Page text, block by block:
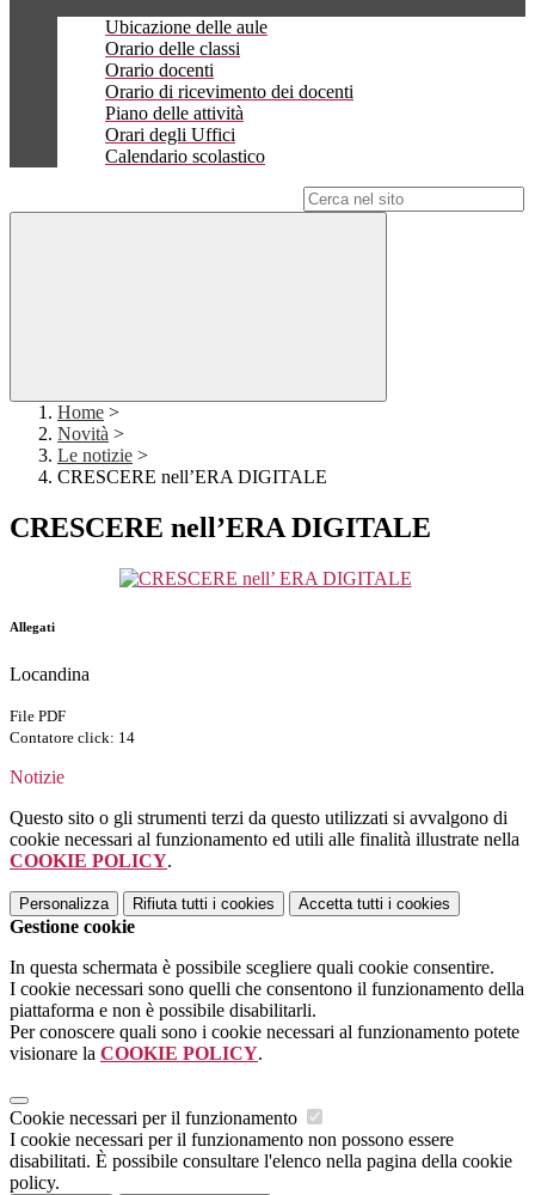
Ubicazione delle aule
Orario delle classi
Orario docenti
Orario di ricevimento dei docenti
Piano delle attività
Orari degli Uffici
Calendario scolastico
Home >
Novità >
Le notizie >
CRESCERE nell’ERA DIGITALE
CRESCERE nell’ERA DIGITALE
Allegati
Locandina
File PDF
Contatore click: 14
Notizie
Questo sito o gli strumenti terzi da questo utilizzati si avvalgono di
cookie necessari al funzionamento ed utili alle finalità illustrate nella
COOKIE POLICY.
Personalizza Rifiuta tutti i cookies Accetta tutti i cookies
Gestione cookie
In questa schermata è possibile scegliere quali cookie consentire.
I cookie necessari sono quelli che consentono il funzionamento della
piattaforma e non è possibile disabilitarli.
Per conoscere quali sono i cookie necessari al funzionamento potete
visionare la COOKIE POLICY.
Cookie necessari per il funzionamento
I cookie necessari per il funzionamento non possono essere
disabilitati. È possibile consultare l'elenco nella pagina della cookie
policy.